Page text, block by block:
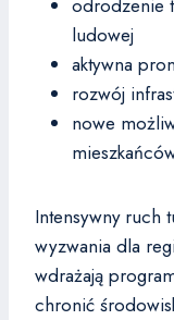
odrodzenie
ludowej
aktywna
rozwój
nowe
Intensywny ruch
wyzwania dla
wdrażają
chronić